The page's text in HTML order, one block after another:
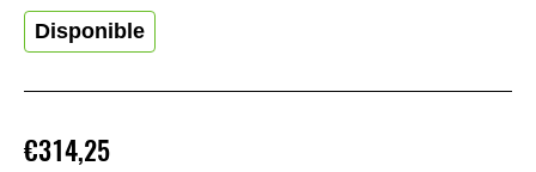
€314,25
Disponible